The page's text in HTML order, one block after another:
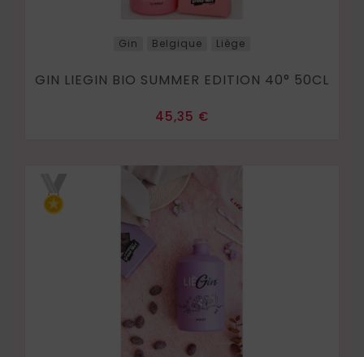
Gin Belgique Liège
GIN LIEGIN BIO SUMMER EDITION 40° 50CL
Prix
45,35 €